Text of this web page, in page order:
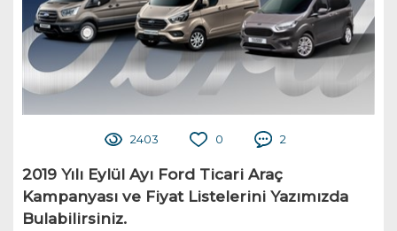
2403 0 2
2019 Yılı Eylül Ayı Ford Ticari Araç
Kampanyası ve Fiyat Listelerini Yazımızda
Bulabilirsiniz.